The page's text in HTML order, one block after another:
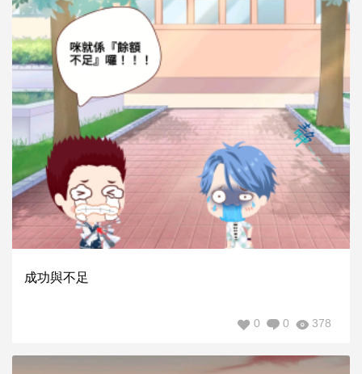
成功與不足
378
0
0